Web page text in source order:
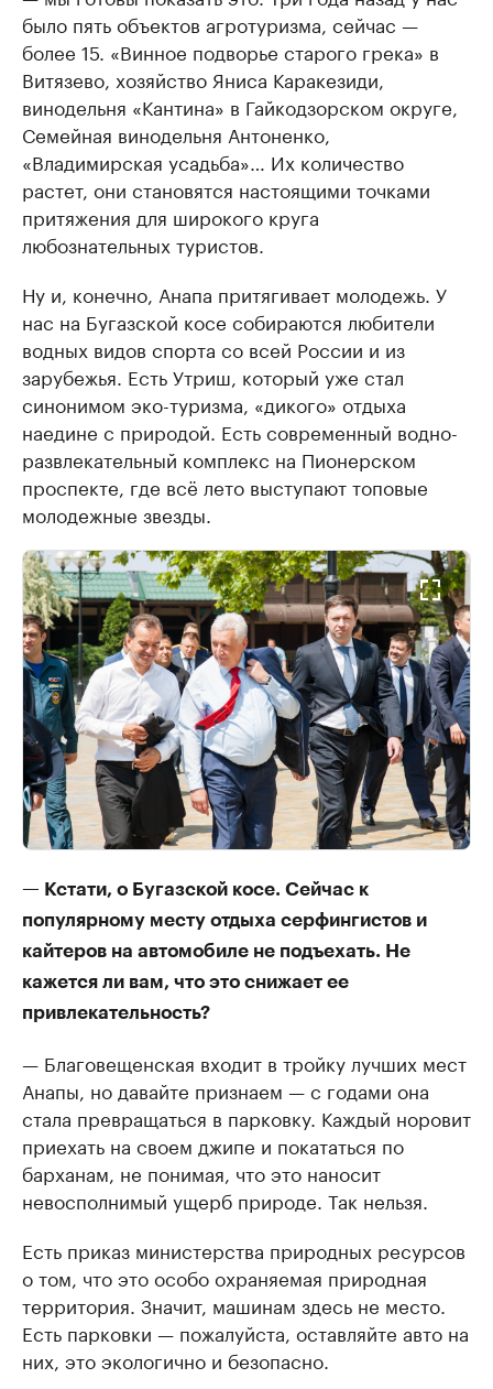
было пять объектов агротуризма, сейчас —
более 15. «Винное подворье старого грека» в
Витязево, хозяйство Яниса Каракезиди,
винодельня «Кантина» в Гайкодзорском округе,
Семейная винодельня Антоненко,
«Владимирская усадьба»… Их количество
растет, они становятся настоящими точками
притяжения для широкого круга
любознательных туристов.
Ну и, конечно, Анапа притягивает молодежь. У
нас на Бугазской косе собираются любители
водных видов спорта со всей России и из
зарубежья. Есть Утриш, который уже стал
синонимом эко-туризма, «дикого» отдыха
наедине с природой. Есть современный водно-
развлекательный комплекс на Пионерском
проспекте, где всё лето выступают топовые
молодежные звезды.
— Кстати, о Бугазской косе. Сейчас к
популярному месту отдыха серфингистов и
кайтеров на автомобиле не подъехать. Не
кажется ли вам, что это снижает ее
привлекательность?
— Благовещенская входит в тройку лучших мест
Анапы, но давайте признаем — с годами она
стала превращаться в парковку. Каждый норовит
приехать на своем джипе и покататься по
барханам, не понимая, что это наносит
невосполнимый ущерб природе. Так нельзя.
Есть приказ министерства природных ресурсов
о том, что это особо охраняемая природная
территория. Значит, машинам здесь не место.
Есть парковки — пожалуйста, оставляйте авто на
них, это экологично и безопасно.